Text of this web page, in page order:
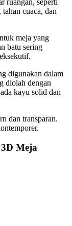
cuaca, dan
meja yang
batu sering
digunakan dalam
diolah dengan
kayu solid dan
dan transparan.
Meja